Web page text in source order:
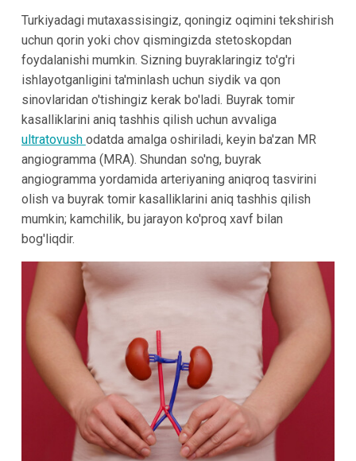
Turkiyadagi mutaxassisingiz, qoningiz oqimini tekshirish
uchun qorin yoki chov qismingizda stetoskopdan
foydalanishi mumkin. Sizning buyraklaringiz to'g'ri
ishlayotganligini ta'minlash uchun siydik va qon
sinovlaridan o'tishingiz kerak bo'ladi. Buyrak tomir
kasalliklarini aniq tashhis qilish uchun avvaliga
ultratovush odatda amalga oshiriladi, keyin ba'zan MR
angiogramma (MRA). Shundan so'ng, buyrak
angiogramma yordamida arteriyaning aniqroq tasvirini
olish va buyrak tomir kasalliklarini aniq tashhis qilish
mumkin; kamchilik, bu jarayon ko'proq xavf bilan
bog'liqdir.